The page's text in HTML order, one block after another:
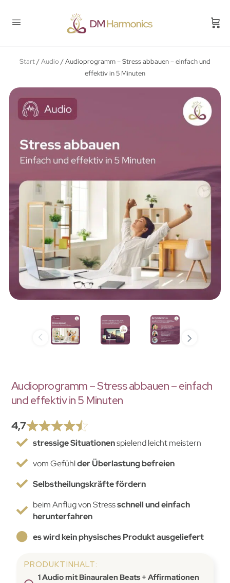
Start/Audio / Audioprogramm – Stress abbauen – einfach und
effektiv in 5 Minuten
Audioprogramm – Stress abbauen – einfach
und effektiv in 5 Minuten
4,7
stressige Situationenspielend leicht meistern
vom Gefühlder Überlastung befreien
Selbstheilungskräfte fördern
beim Anflug von Stressschnell und einfach
herunterfahren
es wird kein physisches Produkt ausgeliefert
PRODUKTINHALT:
1 Audio mit Binauralen Beats + Affirmationen